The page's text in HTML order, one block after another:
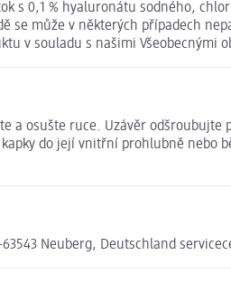
s 0,1 % hyaluronátu sodného,
se může v některých případech
v souladu s našimi Všeobecnými
a osušte ruce. Uzávěr
do její vnitřní prohlubně nebo
Neuberg, Deutschland